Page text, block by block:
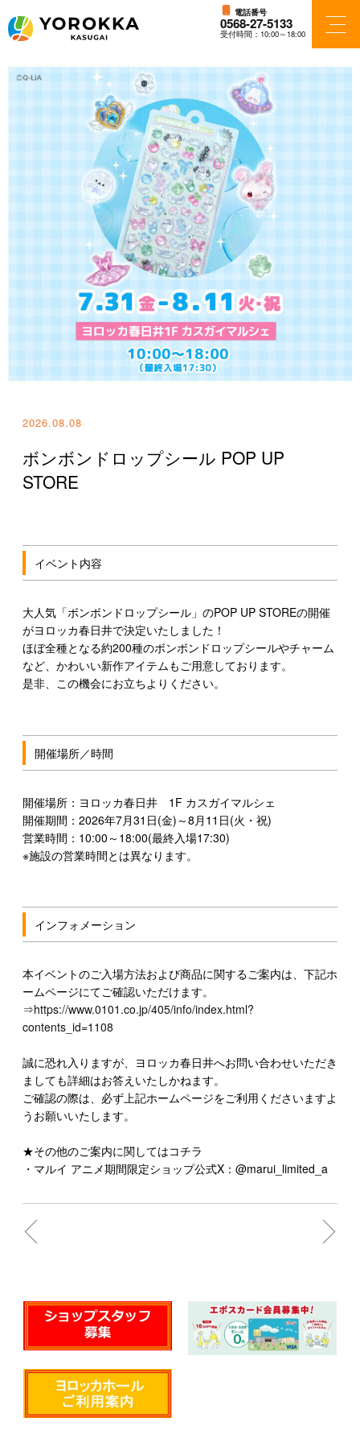
電話番号
0568-27-5133
受付時間：10:00～18:00
2026.08.08
ボンボンドロップシール POP UP
STORE
イベント内容
大人気「ボンボンドロップシール」のPOP UP STOREの開催
がヨロッカ春日井で決定いたしました！
ほぼ全種となる約200種のボンボンドロップシールやチャーム
など、かわいい新作アイテムもご用意しております。
是非、この機会にお立ちよりください。
開催場所／時間
開催場所：ヨロッカ春日井 1F カスガイマルシェ
開催期間：2026年7月31日(金)～8月11日(火・祝)
営業時間：10:00～18:00(最終入場17:30)
※施設の営業時間とは異なります。
インフォメーション
本イベントのご入場方法および商品に関するご案内は、下記ホ
ームページにてご確認いただけます。
⇒https://www.0101.co.jp/405/info/index.html?
contents_id=1108
誠に恐れ入りますが、ヨロッカ春日井へお問い合わせいただき
ましても詳細はお答えいたしかねます。
ご確認の際は、必ず上記ホームページをご利用くださいますよ
うお願いいたします。
★その他のご案内に関してはコチラ
・マルイ アニメ期間限定ショップ公式X：@marui_limited_a
ショップ検索
ショップニュース
アクセス・パーキング
施設案内
ニュース＆イベント
特集一覧